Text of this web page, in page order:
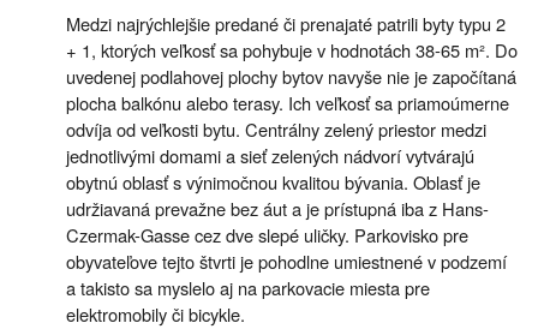
Medzi najrýchlejšie predané či prenajaté patrili byty typu 2
+ 1, ktorých veľkosť sa pohybuje v hodnotách 38-65 m². Do
uvedenej podlahovej plochy bytov navyše nie je započítaná
plocha balkónu alebo terasy. Ich veľkosť sa priamoúmerne
odvíja od veľkosti bytu. Centrálny zelený priestor medzi
jednotlivými domami a sieť zelených nádvorí vytvárajú
obytnú oblasť s výnimočnou kvalitou bývania. Oblasť je
udržiavaná prevažne bez áut a je prístupná iba z Hans-
Czermak-Gasse cez dve slepé uličky. Parkovisko pre
obyvateľove tejto štvrti je pohodlne umiestnené v podzemí
a takisto sa myslelo aj na parkovacie miesta pre
elektromobily či bicykle.